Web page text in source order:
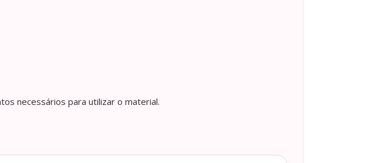
necessários para utilizar o material.